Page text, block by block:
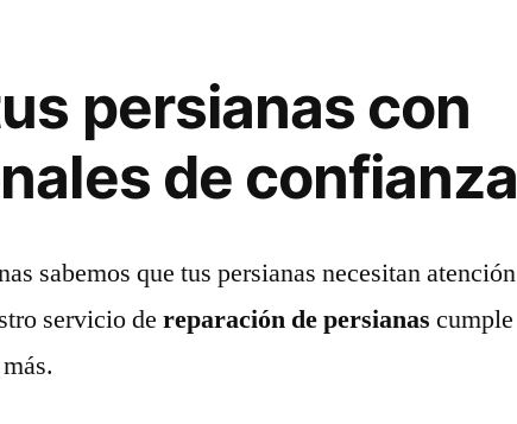
persianas con
de confianza
sabemos que tus persianas necesitan atención
servicio dereparación de persianas cumple